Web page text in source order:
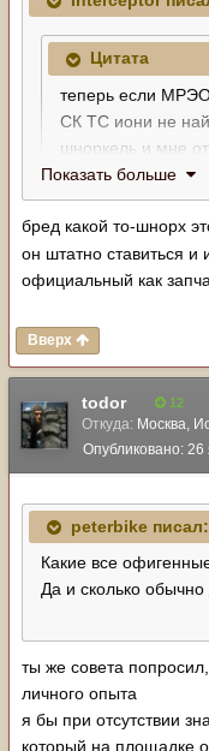
Цитата
теперь если
СК ТС иони не
шноркель и мне
учёта,
Шноркель разве
шноркель, пороги и
Показать больше
бред какой то-шнорх
он штатно ставиться
официальный как
Вверх
todor 12
Откуда: Москва,
Опубликовано: 26
peterbike писал:
Какие все
Да и сколько
ты же совета
личного опыта
я бы при отсутствии
который на площадке